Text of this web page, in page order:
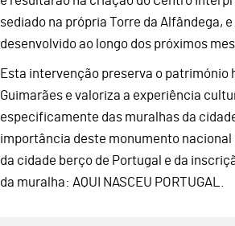
sediado na própria Torre da Alfândega, e
desenvolvido ao longo dos próximos
Esta intervenção preserva o património
Guimarães e valoriza a experiência
especificamente das muralhas da
importância deste monumento
da cidade berço de Portugal e da
da muralha: AQUI NASCEU PORTUGAL.